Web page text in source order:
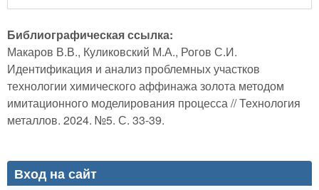
Библиографическая ссылка:
Макаров В.В., Куликовский М.А., Рогов С.И.
Идентификация и анализ проблемных участков
технологии химического аффинажа золота методом
имитационного моделирования процесса // Технология
металлов. 2024. №5. С. 33-39.
Вход на сайт